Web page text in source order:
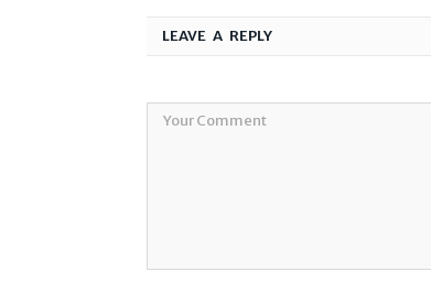
LEAVE A REPLY